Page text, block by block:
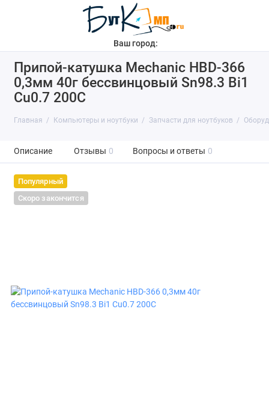
Ваш город:
Припой-катушка Mechanic HBD-366
0,3мм 40г бессвинцовый Sn98.3 Bi1
Cu0.7 200C
Главная Компьютеры и ноутбуки Запчасти для ноутбуков
Описание Отзывы 0 Вопросы и ответы 0
Популярный
Скоро закончится